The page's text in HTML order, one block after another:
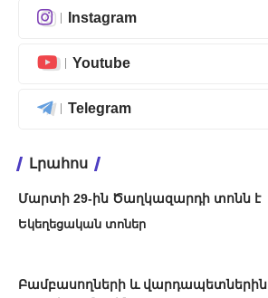
Instagram
Youtube
Telegram
Լրահոս
Մարտի 29-ին Ծաղկազարդի տոնն է
Եկեղեցական տոներ
Բամբասողների և վարդապետներին